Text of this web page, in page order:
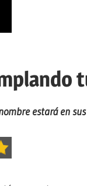
estará en